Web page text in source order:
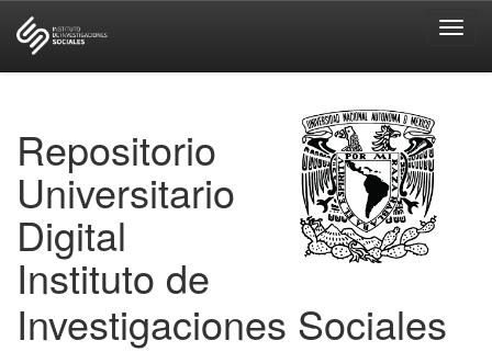
Repositorio
Universitario
Digital
Instituto de
Investigaciones Sociales